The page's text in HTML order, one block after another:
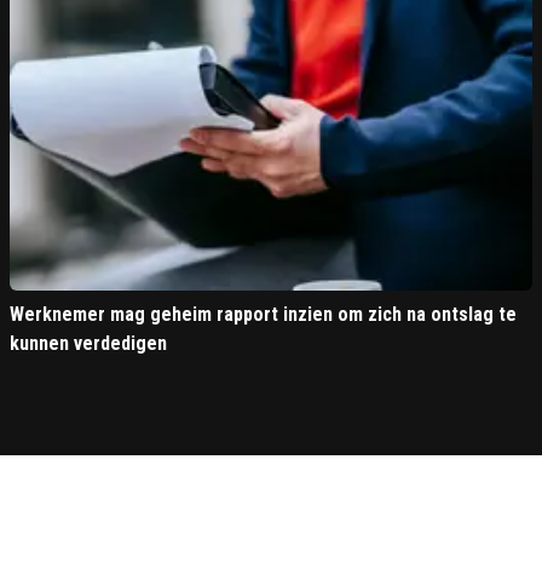
Werknemer mag geheim rapport inzien om zich na ontslag te
kunnen verdedigen